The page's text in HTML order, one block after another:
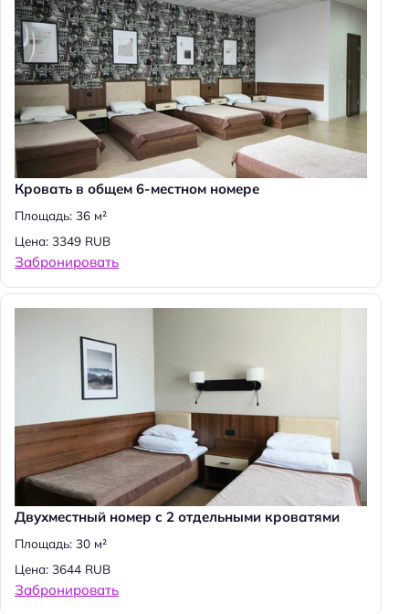
Кровать в общем 6-местном номере
Площадь: 36 м²
Цена: 3349 RUB
Забронировать
Двухместный номер с 2 отдельными кроватями
Площадь: 30 м²
Цена: 3644 RUB
Забронировать
Н